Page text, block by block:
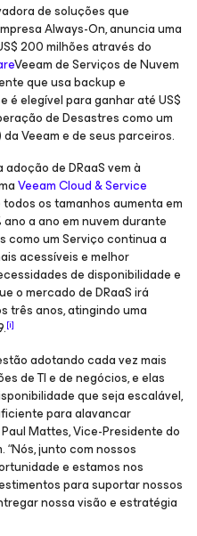
de soluções que
Always-On, anuncia uma
200 milhões através do
Veeam de Serviços de Nuvem
que usa backup e
é elegível para ganhar até US$
de Desastres como um
da Veeam e de seus parceiros.
de DRaaS vem à
Veeam Cloud & Service
os tamanhos aumenta em
a ano em nuvem durante
como um Serviço continua a
acessíveis e melhor
de disponibilidade e
o mercado de DRaaS irá
três anos, atingindo uma
[i]
adotando cada vez mais
de TI e de negócios, e elas
que seja escalável,
para alavancar
Mattes, Vice-Presidente do
“Nós, junto com nossos
e estamos nos
para suportar nossos
nossa visão e estratégia